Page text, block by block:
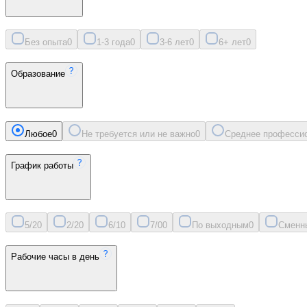
Без опыта0 1-3 года0 3-6 лет0 6+ лет0
Образование
Любое0 Не требуется или не важно0 Среднее
График работы
5/20 2/20 6/10 7/00 По выходным0
Рабочие часы в день